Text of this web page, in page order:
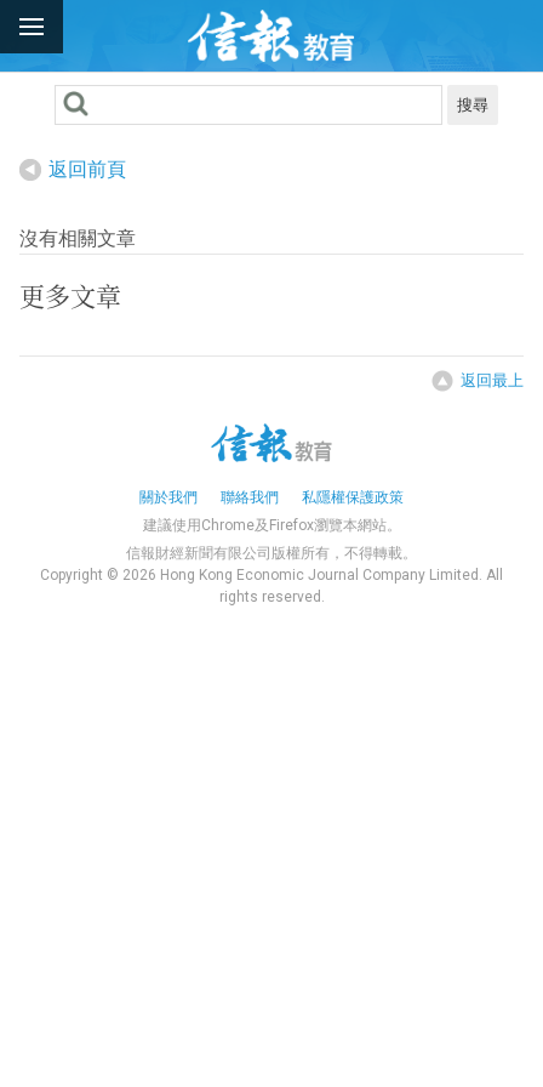
搜尋
返回前頁
沒有相關文章
更多文章
返回最上
關於我們 聯絡我們
私隱權保護政策
建議使用Chrome及Firefox瀏覽本網站。
信報財經新聞有限公司版權所有，不得轉載。
Copyright © 2026 Hong Kong Economic Journal Company Limited. All
rights reserved.